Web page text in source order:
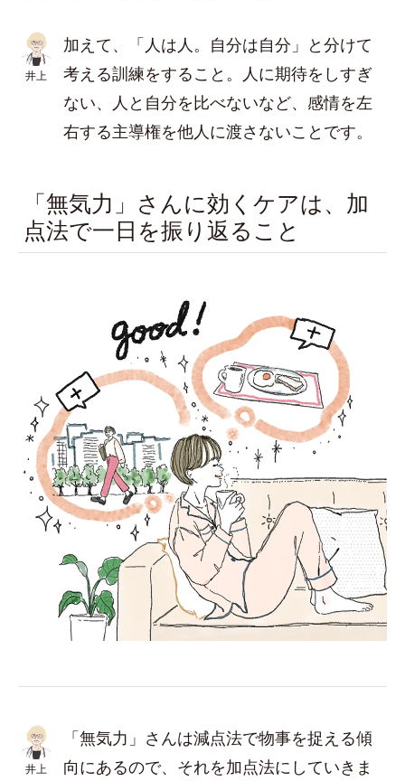
井上
加えて、「人は人。自分は自分」と分けて
考える訓練をすること。人に期待をしすぎ
ない、人と自分を比べないなど、感情を左
右する主導権を他人に渡さないことです。
「無気力」さんに効くケアは、加
点法で一日を振り返ること
井上
「無気力」さんは減点法で物事を捉える傾
向にあるので、それを加点法にしていきま